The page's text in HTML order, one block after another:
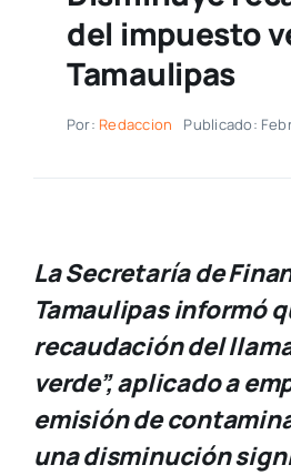
del impuesto
Tamaulipas
Por: Redaccion Publicado:
La Secretaría de
Tamaulipas informó
recaudación del
verde”, aplicado a
emisión de
una disminución